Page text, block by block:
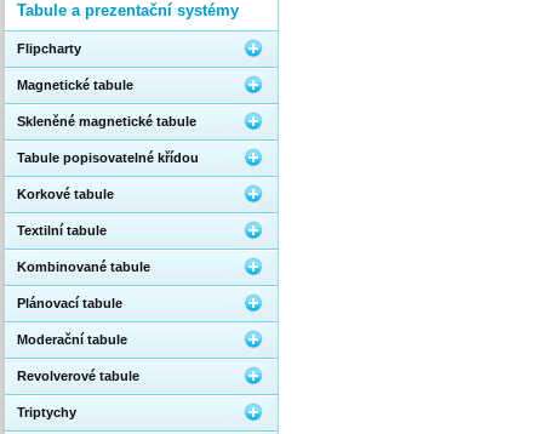
Tabule a prezentační systémy
Flipcharty
Magnetické tabule
Skleněné magnetické tabule
Tabule popisovatelné křídou
Korkové tabule
Textilní tabule
Kombinované tabule
Plánovací tabule
Moderační tabule
Revolverové tabule
Triptychy